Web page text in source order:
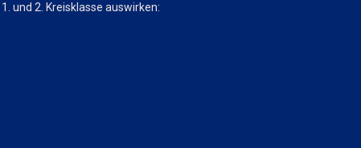
und 2. Kreisklasse auswirken: